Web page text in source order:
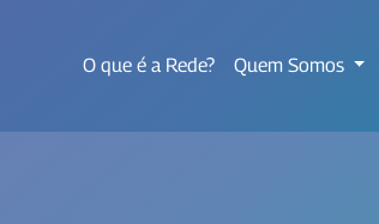
O que é a Rede? Quem Somos